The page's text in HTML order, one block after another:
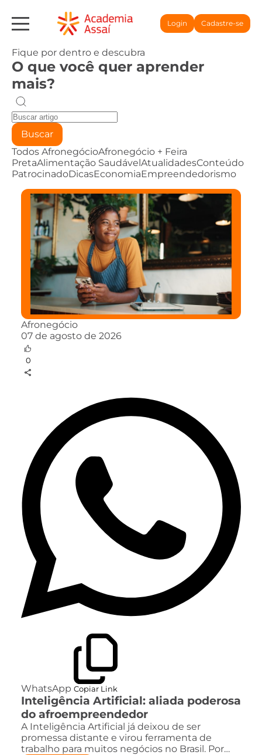
Login Cadastre-se
Fique por dentro e descubra
O que você quer aprender
mais?
Buscar
Todos AfronegócioAfronegócio + Feira
PretaAlimentação SaudávelAtualidadesConteúdo
PatrocinadoDicasEconomiaEmpreendedorismo
Afronegócio
07 de agosto de 2026
0
WhatsApp Copiar Link
Inteligência Artificial: aliada poderosa
do afroempreendedor
A Inteligência Artificial já deixou de ser
promessa distante e virou ferramenta de
trabalho para muitos negócios no Brasil. Por…